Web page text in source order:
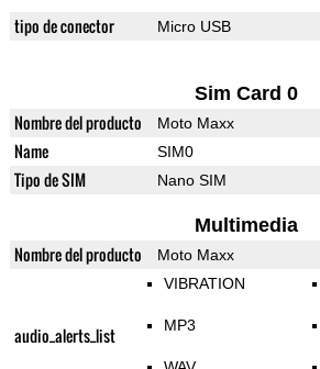
tipo de conector Micro USB
Sim Card 0
Nombre del producto Moto Maxx
Name SIM0
Tipo de SIM Nano SIM
Multimedia
Nombre del producto Moto Maxx
audio_alerts_list
VIBRATION
MP3